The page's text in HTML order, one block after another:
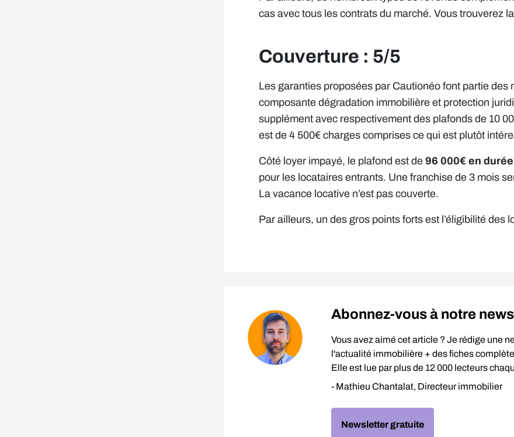
cas avec tous les contrats du marché. Vous trouverez
Couverture : 5/5
Les garanties proposées par Cautionéo font partie des
composante dégradation immobilière et protection
supplément avec respectivement des plafonds de 10
est de 4 500€ charges comprises ce qui est plutôt
Côté loyer impayé, le plafond est de 96 000€ en
pour les locataires entrants. Une franchise de 3 mois
La vacance locative n’est pas couverte.
Par ailleurs, un des gros points forts est l’éligibilité des
Abonnez-vous à notre
Vous avez aimé cet article ? Je rédige une
l'actualité immobilière + des fiches
Elle est lue par plus de 12 000 lecteurs
- Mathieu Chantalat, Directeur immobilier
Newsletter gratuite